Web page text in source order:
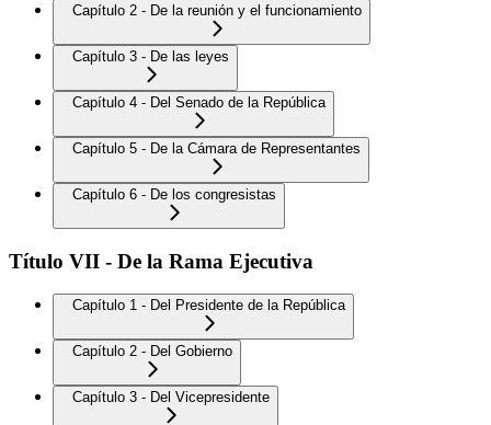
Capítulo 2 - De la reunión y el funcionamiento
Capítulo 3 - De las leyes
Capítulo 4 - Del Senado de la República
Capítulo 5 - De la Cámara de Representantes
Capítulo 6 - De los congresistas
Título VII - De la Rama Ejecutiva
Capítulo 1 - Del Presidente de la República
Capítulo 2 - Del Gobierno
Capítulo 3 - Del Vicepresidente